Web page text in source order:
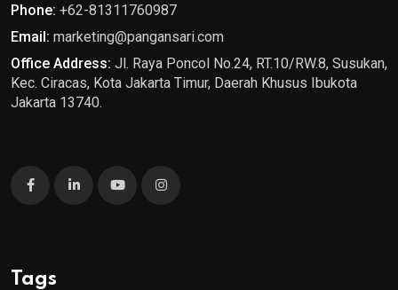
Phone: +62-81311760987
Email: marketing@pangansari.com
Office Address: Jl. Raya Poncol No.24, RT.10/RW.8, Susukan,
Kec. Ciracas, Kota Jakarta Timur, Daerah Khusus Ibukota
Jakarta 13740.
Tags